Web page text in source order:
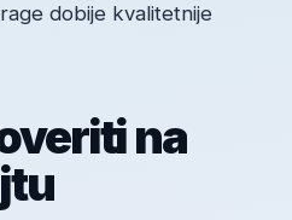
dobije kvalitetnije
na